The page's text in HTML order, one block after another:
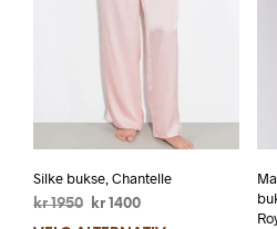
Silke bukse, Chantelle
kr1950 kr 1400